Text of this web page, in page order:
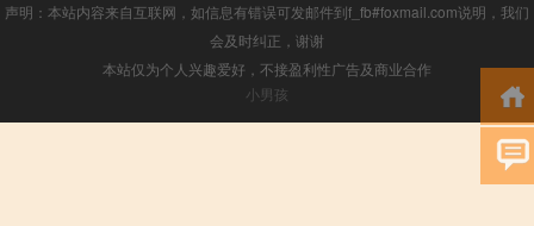
声明：本站内容来自互联网，如信息有错误可发邮件到f_fb#foxmail.com说明，我们
会及时纠正，谢谢
本站仅为个人兴趣爱好，不接盈利性广告及商业合作
小男孩